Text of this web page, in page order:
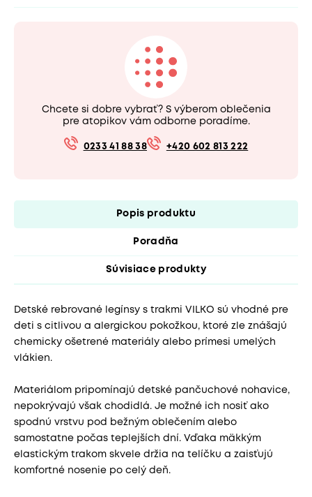
Chcete si dobre vybrať? S výberom oblečenia
pre atopikov vám odborne poradíme.
0233 41 88 38 +420 602 813 222
Popis produktu
Poradňa
Súvisiace produkty
Detské rebrované legínsy s trakmi VILKO sú vhodné pre
deti s citlivou a alergickou pokožkou, ktoré zle znášajú
chemicky ošetrené materiály alebo prímesi umelých
vlákien.
Materiálom pripomínajú detské pančuchové nohavice,
nepokrývajú však chodidlá. Je možné ich nosiť ako
spodnú vrstvu pod bežným oblečením alebo
samostatne počas teplejších dní. Vďaka mäkkým
elastickým trakom skvele držia na telíčku a zaisťujú
komfortné nosenie po celý deň.